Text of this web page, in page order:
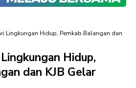
Lingkungan Hidup, Pemkab Balangan dan
Hidup,
dan KJB Gelar